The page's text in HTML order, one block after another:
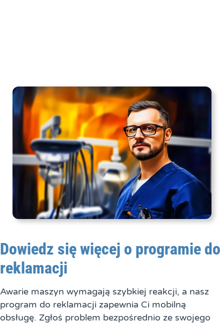
Dowiedz się więcej o programie do
reklamacji
Awarie maszyn wymagają szybkiej reakcji, a nasz
program do reklamacji zapewnia Ci mobilną
obsługę. Zgłoś problem bezpośrednio ze swojego